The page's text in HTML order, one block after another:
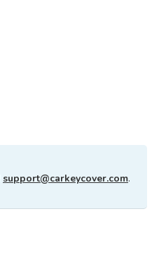
support@carkeycover.com.